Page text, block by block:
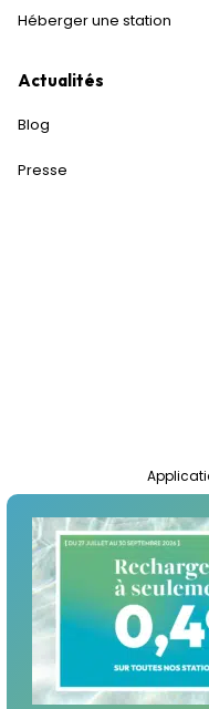
Héberger une station
Actualités
Blog
Presse